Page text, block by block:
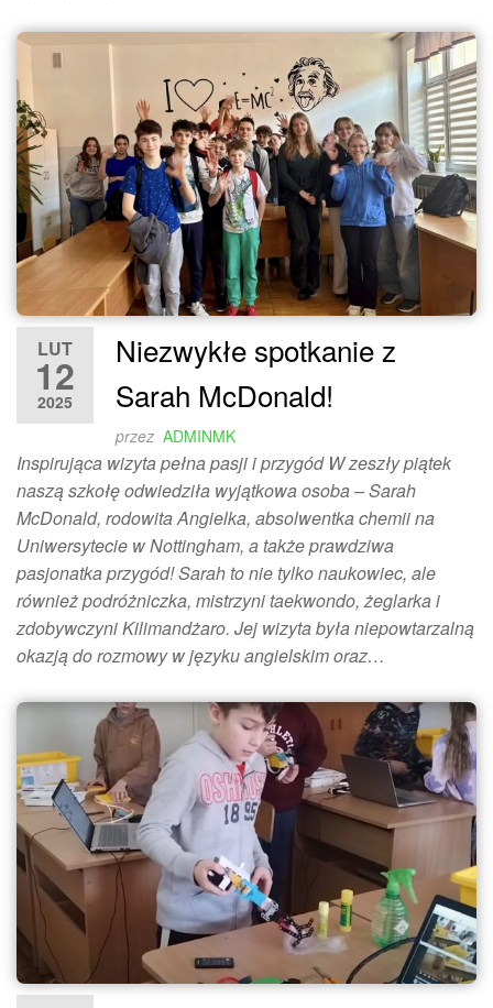
LUT
12
2025
Niezwykłe spotkanie z
Sarah McDonald!
przez ADMINMK
Inspirująca wizyta pełna pasji i przygód W zeszły piątek
naszą szkołę odwiedziła wyjątkowa osoba – Sarah
McDonald, rodowita Angielka, absolwentka chemii na
Uniwersytecie w Nottingham, a także prawdziwa
pasjonatka przygód! Sarah to nie tylko naukowiec, ale
również podróżniczka, mistrzyni taekwondo, żeglarka i
zdobywczyni Kilimandżaro. Jej wizyta była niepowtarzalną
okazją do rozmowy w języku angielskim oraz…